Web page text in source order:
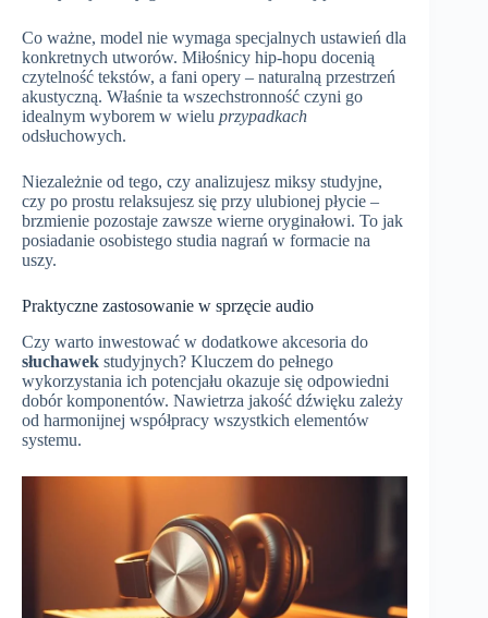
Co ważne, model nie wymaga specjalnych ustawień dla
konkretnych utworów. Miłośnicy hip-hopu docenią
czytelność tekstów, a fani opery – naturalną przestrzeń
akustyczną. Właśnie ta wszechstronność czyni go
idealnym wyborem w wielu przypadkach
odsłuchowych.
Niezależnie od tego, czy analizujesz miksy studyjne,
czy po prostu relaksujesz się przy ulubionej płycie –
brzmienie pozostaje zawsze wierne oryginałowi. To jak
posiadanie osobistego studia nagrań w formacie na
uszy.
Praktyczne zastosowanie w sprzęcie audio
Czy warto inwestować w dodatkowe akcesoria do
słuchawek studyjnych? Kluczem do pełnego
wykorzystania ich potencjału okazuje się odpowiedni
dobór komponentów. Nawietrza jakość dźwięku zależy
od harmonijnej współpracy wszystkich elementów
systemu.